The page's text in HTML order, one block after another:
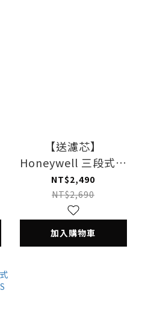
【送濾芯】
Honeywell 三段式過
濾蓮蓬頭(粉霧白)
HHS-301W
NT$2,490
NT$2,690
加入購物車